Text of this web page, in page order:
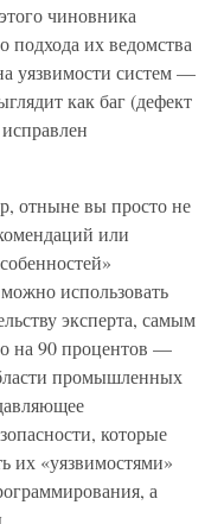
чиновника
подхода их ведомства
уязвимости систем —
как баг (дефект
отныне вы просто не
или
использовать
эксперта, самым
на 90 процентов —
промышленных
которые
их «уязвимостями»
а